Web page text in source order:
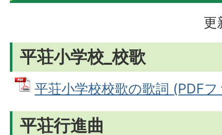
更
平荘小学校_校歌
平荘小学校校歌の歌詞 (PDF
平荘行進曲